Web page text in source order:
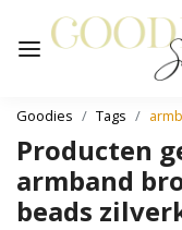
Goodies Tags
Producten
armband
beads